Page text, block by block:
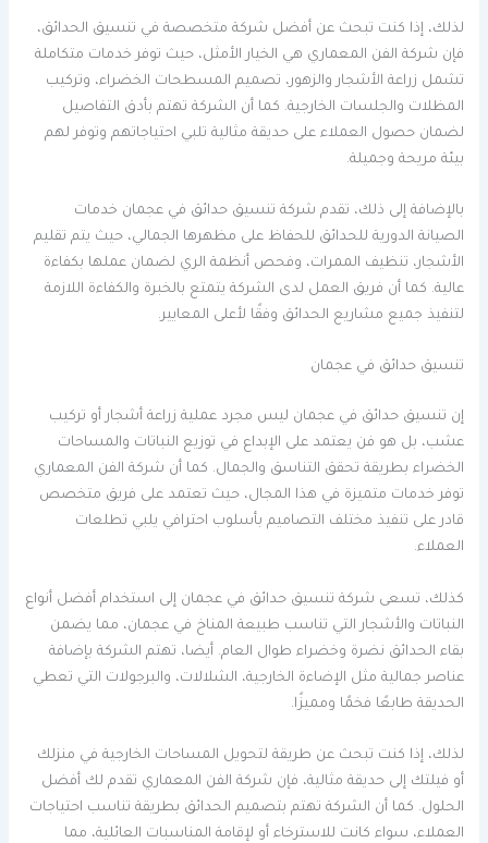
لذلك، إذا كنت تبحث عن أفضل شركة متخصصة في تنسيق الحدائق،
فإن شركة الفن المعماري هي الخيار الأمثل، حيث توفر خدمات متكاملة
تشمل زراعة الأشجار والزهور، تصميم المسطحات الخضراء، وتركيب
المظلات والجلسات الخارجية. كما أن الشركة تهتم بأدق التفاصيل
لضمان حصول العملاء على حديقة مثالية تلبي احتياجاتهم وتوفر لهم
بيئة مريحة وجميلة.
بالإضافة إلى ذلك، تقدم شركة تنسيق حدائق في عجمان خدمات
الصيانة الدورية للحدائق للحفاظ على مظهرها الجمالي، حيث يتم تقليم
الأشجار، تنظيف الممرات، وفحص أنظمة الري لضمان عملها بكفاءة
عالية. كما أن فريق العمل لدى الشركة يتمتع بالخبرة والكفاءة اللازمة
لتنفيذ جميع مشاريع الحدائق وفقًا لأعلى المعايير.
تنسيق حدائق في عجمان
إن تنسيق حدائق في عجمان ليس مجرد عملية زراعة أشجار أو تركيب
عشب، بل هو فن يعتمد على الإبداع في توزيع النباتات والمساحات
الخضراء بطريقة تحقق التناسق والجمال. كما أن شركة الفن المعماري
توفر خدمات متميزة في هذا المجال، حيث تعتمد على فريق متخصص
قادر على تنفيذ مختلف التصاميم بأسلوب احترافي يلبي تطلعات
العملاء.
كذلك، تسعى شركة تنسيق حدائق في عجمان إلى استخدام أفضل أنواع
النباتات والأشجار التي تناسب طبيعة المناخ في عجمان، مما يضمن
بقاء الحدائق نضرة وخضراء طوال العام. أيضا، تهتم الشركة بإضافة
عناصر جمالية مثل الإضاءة الخارجية، الشلالات، والبرجولات التي تعطي
الحديقة طابعًا فخمًا ومميزًا.
لذلك، إذا كنت تبحث عن طريقة لتحويل المساحات الخارجية في منزلك
أو فيلتك إلى حديقة مثالية، فإن شركة الفن المعماري تقدم لك أفضل
الحلول. كما أن الشركة تهتم بتصميم الحدائق بطريقة تناسب احتياجات
العملاء، سواء كانت للاسترخاء أو لإقامة المناسبات العائلية، مما